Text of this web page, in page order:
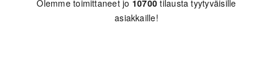
Olemme toimittaneet jo 10700 tilausta tyytyväisille
asiakkaille!